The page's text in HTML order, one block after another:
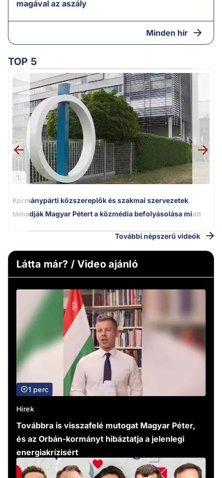
magával az aszály
Minden hír
TOP 5
1.
Kormánypárti közszereplők és szakmai szervezetek
támadják Magyar Pétert a közmédia befolyásolása miatt
További népszerű videók
Látta már? / Video ajánló
1 perc
Hírek
Továbbra is visszafelé mutogat Magyar Péter,
és az Orbán-kormányt hibáztatja a jelenlegi
energiakrízisért